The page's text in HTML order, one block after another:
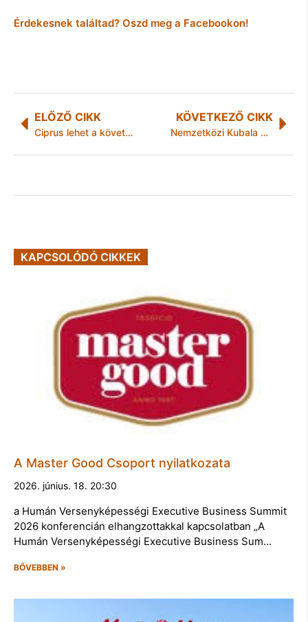
Érdekesnek találtad? Oszd meg a Facebookon!
ELŐZŐ CIKK
Ciprus lehet a következő
KÖVETKEZŐ CIKK
Nemzetközi Kubala László U16-os Labdarúgó Torna
KAPCSOLÓDÓ CIKKEK
A Master Good Csoport nyilatkozata
2026. június. 18. 20:30
a Humán Versenyképességi Executive Business Summit
2026 konferencián elhangzottakkal kapcsolatban „A
Humán Versenyképességi Executive Business Sum…
BŐVEBBEN »